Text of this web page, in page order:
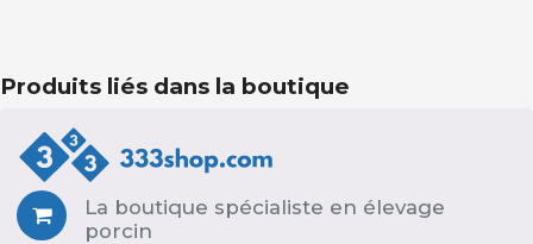
Produits liés dans la boutique
La boutique spécialiste en élevage
porcin